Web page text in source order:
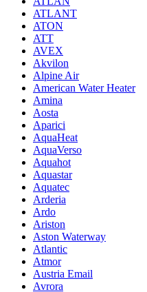
ATLANT
ATON
ATT
AVEX
Akvilon
Alpine Air
American Water Heater
Amina
Aosta
Aparici
AquaHeat
AquaVerso
Aquahot
Aquastar
Aquatec
Arderia
Ardo
Ariston
Aston Waterway
Atlantic
Atmor
Austria Email
Avrora